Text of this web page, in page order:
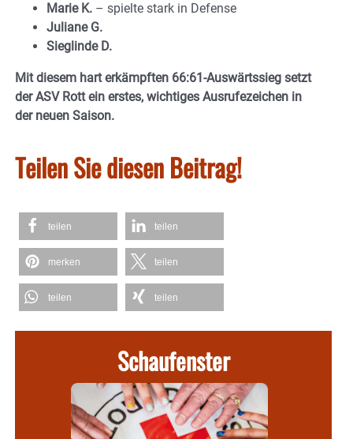
Marie K. – spielte stark in Defense
Juliane G.
Sieglinde D.
Mit diesem hart erkämpften 66:61-Auswärtssieg setzt
der ASV Rott ein erstes, wichtiges Ausrufezeichen in
der neuen Saison.
Teilen Sie diesen Beitrag!
teilen teilen
merken teilen
teilen teilen
Schaufenster